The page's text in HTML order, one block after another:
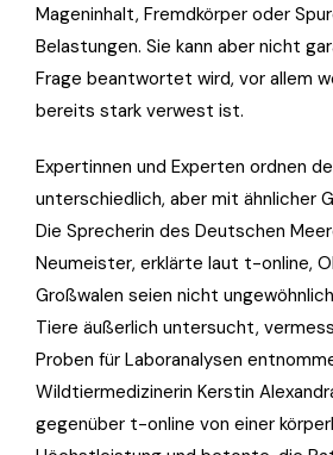
Mageninhalt, Fremdkörper oder
Belastungen. Sie kann aber nicht
Frage beantwortet wird, vor allem
bereits stark verwest ist.
Expertinnen und Experten ordnen
unterschiedlich, aber mit ähnlicher
Die Sprecherin des Deutschen
Neumeister, erklärte laut t-online,
Großwalen seien nicht
Tiere äußerlich untersucht,
Proben für Laboranalysen
Wildtiermedizinerin Kerstin
gegenüber t-online von einer